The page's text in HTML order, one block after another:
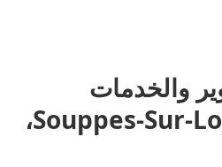
والخدمات
الأخرى في Souppes-Sur-Loing،